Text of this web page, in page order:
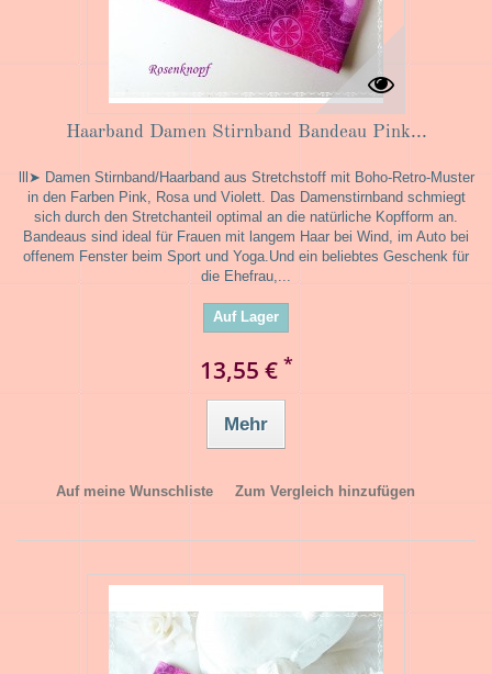
Haarband Damen Stirnband Bandeau Pink...
lll➤ Damen Stirnband/Haarband aus Stretchstoff mit Boho-Retro-Muster
in den Farben Pink, Rosa und Violett. Das Damenstirnband schmiegt
sich durch den Stretchanteil optimal an die natürliche Kopfform an.
Bandeaus sind ideal für Frauen mit langem Haar bei Wind, im Auto bei
offenem Fenster beim Sport und Yoga.Und ein beliebtes Geschenk für
die Ehefrau,...
Auf Lager
13,55 € *
Mehr
Auf meine Wunschliste Zum Vergleich hinzufügen